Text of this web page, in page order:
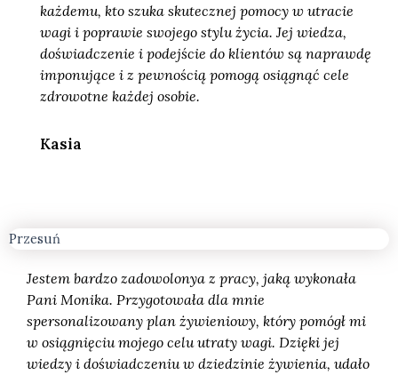
każdemu, kto szuka skutecznej pomocy w utracie
wagi i poprawie swojego stylu życia. Jej wiedza,
doświadczenie i podejście do klientów są naprawdę
imponujące i z pewnością pomogą osiągnąć cele
zdrowotne każdej osobie.
Kasia
Przesuń
Jestem bardzo zadowolonya z pracy, jaką wykonała
Pani Monika. Przygotowała dla mnie
spersonalizowany plan żywieniowy, który pomógł mi
w osiągnięciu mojego celu utraty wagi. Dzięki jej
wiedzy i doświadczeniu w dziedzinie żywienia, udało